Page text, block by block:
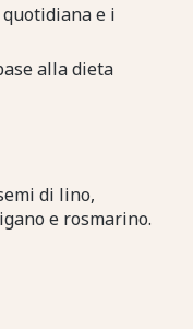
e i
alla dieta
di lino,
e rosmarino.